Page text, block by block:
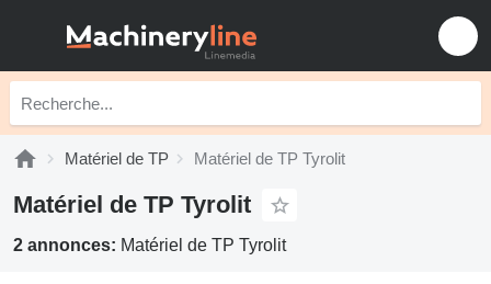
Matériel de TP Matériel de TP Tyrolit
Matériel de TP Tyrolit
2 annonces: Matériel de TP Tyrolit